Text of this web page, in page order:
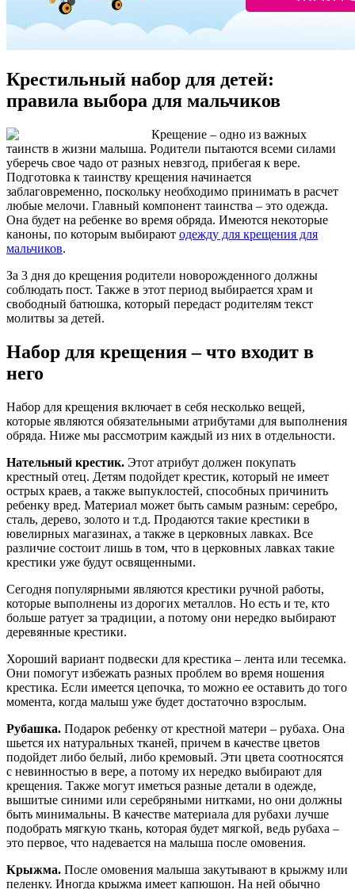
Крестильный набор для детей:
правила выбора для мальчиков
Крещение – одно из важных
таинств в жизни малыша. Родители пытаются всеми силами
уберечь свое чадо от разных невзгод, прибегая к вере.
Подготовка к таинству крещения начинается
заблаговременно, поскольку необходимо принимать в расчет
любые мелочи. Главный компонент таинства – это одежда.
Она будет на ребенке во время обряда. Имеются некоторые
каноны, по которым выбирают одежду для крещения для
мальчиков.
За 3 дня до крещения родители новорожденного должны
соблюдать пост. Также в этот период выбирается храм и
свободный батюшка, который передаст родителям текст
молитвы за детей.
Набор для крещения – что входит в
него
Набор для крещения включает в себя несколько вещей,
которые являются обязательными атрибутами для выполнения
обряда. Ниже мы рассмотрим каждый из них в отдельности.
Нательный крестик. Этот атрибут должен покупать
крестный отец. Детям подойдет крестик, который не имеет
острых краев, а также выпуклостей, способных причинить
ребенку вред. Материал может быть самым разным: серебро,
сталь, дерево, золото и т.д. Продаются такие крестики в
ювелирных магазинах, а также в церковных лавках. Все
различие состоит лишь в том, что в церковных лавках такие
крестики уже будут освященными.
Сегодня популярными являются крестики ручной работы,
которые выполнены из дорогих металлов. Но есть и те, кто
больше ратует за традиции, а потому они нередко выбирают
деревянные крестики.
Хороший вариант подвески для крестика – лента или тесемка.
Они помогут избежать разных проблем во время ношения
крестика. Если имеется цепочка, то можно ее оставить до того
момента, когда малыш уже будет достаточно взрослым.
Рубашка. Подарок ребенку от крестной матери – рубаха. Она
шьется их натуральных тканей, причем в качестве цветов
подойдет либо белый, либо кремовый. Эти цвета соотносятся
с невинностью в вере, а потому их нередко выбирают для
крещения. Также могут иметься разные детали в одежде,
вышитые синими или серебряными нитками, но они должны
быть минимальны. В качестве материала для рубахи лучше
подобрать мягкую ткань, которая будет мягкой, ведь рубаха –
это первое, что надевается на малыша после омовения.
Крыжма. После омовения малыша закутывают в крыжму или
пеленку. Иногда крыжма имеет капюшон. На ней обычно